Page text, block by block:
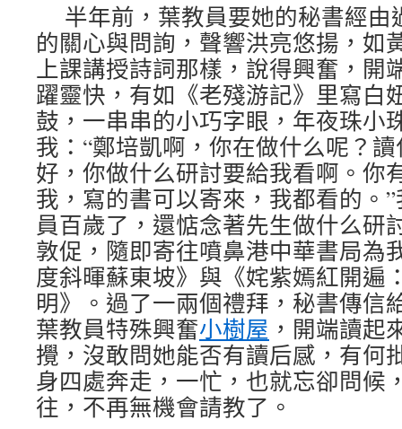
半年前，葉教員要她的秘書經
的關心與問詢，聲響洪亮悠揚，如
上課講授詩詞那樣，說得興奮，開
躍靈快，有如《老殘游記》里寫白
鼓，一串串的小巧字眼，年夜珠小
我：“鄭培凱啊，你在做什么呢？
好，你做什么研討要給我看啊。你
我，寫的書可以寄來，我都看的。
員百歲了，還惦念著先生做什么研
敦促，隨即寄往噴鼻港中華書局為
度斜暉蘇東坡》與《姹紫嫣紅開遍
明》。過了一兩個禮拜，秘書傳信
葉教員特殊興奮小樹屋 ，開端讀起
攪，沒敢問她能否有讀后感，有何
身四處奔走，一忙，也就忘卻問候
往，不再無機會請教了。